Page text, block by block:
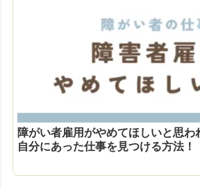
障がい者雇用がやめてほしいと思わ
自分にあった仕事を見つける方法！